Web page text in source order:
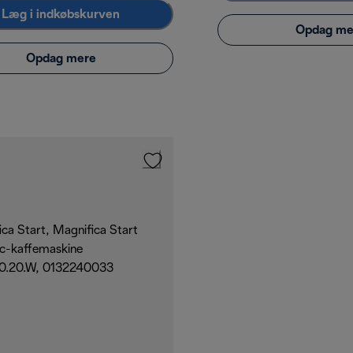
Læg i indkøbskurven
Opdag mere
Opdag